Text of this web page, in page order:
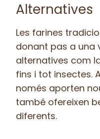
Alternatives
Les farines
donant pas a una
alternatives com
fins i tot insectes.
només aporten
també ofereixen
diferents.